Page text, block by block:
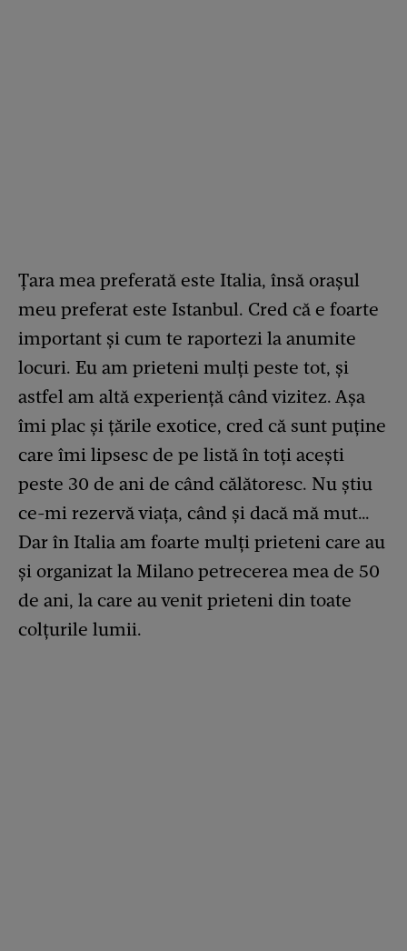
Țara mea preferată este Italia, însă orașul
meu preferat este Istanbul. Cred că e foarte
important și cum te raportezi la anumite
locuri. Eu am prieteni mulți peste tot, și
astfel am altă experiență când vizitez. Așa
îmi plac și țările exotice, cred că sunt puține
care îmi lipsesc de pe listă în toți acești
peste 30 de ani de când călătoresc. Nu știu
ce-mi rezervă viața, când și dacă mă mut…
Dar în Italia am foarte mulți prieteni care au
și organizat la Milano petrecerea mea de 50
de ani, la care au venit prieteni din toate
colțurile lumii.